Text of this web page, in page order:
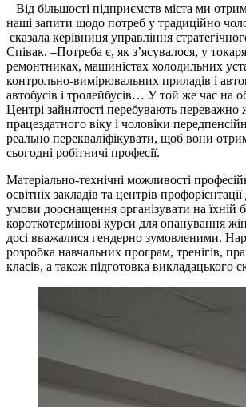
– Від більшості підприємств міста ми
наші запити щодо потреб у традиційно
сказала керівниця управління
Співак. –Потреба є, як з’ясувалося, у
ремонтниках, машиністах холодильних
контрольно-вимірювальних приладів і
автобусів і тролейбусів… У той же час на
Центрі зайнятості перебувають переважно
працездатного віку і чоловіки
реально перекваліфікувати, щоб вони
сьогодні робітничі професії.
Матеріально-технічні можливості
освітніх закладів та центрів
умови дооснащення організувати на їхній
короткотермінові курси для опанування
досі вважалися гендерно зумовленими.
розробка навчальних програм, тренігів,
класів, а також підготовка викладацького